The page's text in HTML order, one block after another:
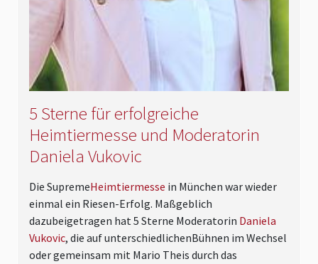
5 Sterne für erfolgreiche
Heimtiermesse und Moderatorin
Daniela Vukovic
Die SupremeHeimtiermesse in München war wieder
einmal ein Riesen-Erfolg. Maßgeblich
dazubeigetragen hat 5 Sterne Moderatorin Daniela
Vukovic, die auf unterschiedlichenBühnen im Wechsel
oder gemeinsam mit Mario Theis durch das